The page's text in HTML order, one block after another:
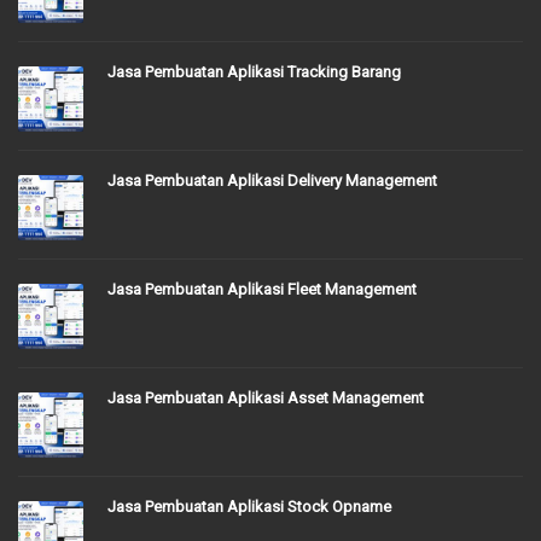
Jasa Pembuatan Aplikasi Tracking Barang
Jasa Pembuatan Aplikasi Delivery Management
Jasa Pembuatan Aplikasi Fleet Management
Jasa Pembuatan Aplikasi Asset Management
Jasa Pembuatan Aplikasi Stock Opname